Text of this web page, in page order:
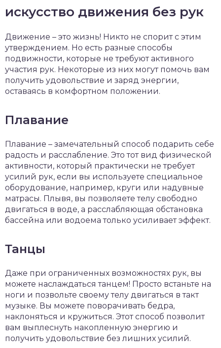
искусство движения без рук
Движение – это жизнь! Никто не спорит с этим
утверждением. Но есть разные способы
подвижности, которые не требуют активного
участия рук. Некоторые из них могут помочь вам
получить удовольствие и заряд энергии,
оставаясь в комфортном положении.
Плавание
Плавание – замечательный способ подарить себе
радость и расслабление. Это тот вид физической
активности, который практически не требует
усилий рук, если вы используете специальное
оборудование, например, круги или надувные
матрасы. Плывя, вы позволяете телу свободно
двигаться в воде, а расслабляющая обстановка
бассейна или водоема только усиливает эффект.
Танцы
Даже при ограниченных возможностях рук, вы
можете наслаждаться танцем! Просто встаньте на
ноги и позвольте своему телу двигаться в такт
музыке. Вы можете поворачивать бедра,
наклоняться и кружиться. Этот способ позволит
вам выплеснуть накопленную энергию и
получить удовольствие без лишних усилий.